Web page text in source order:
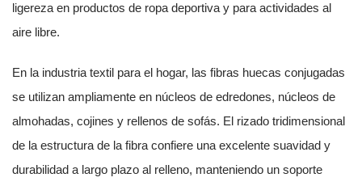
ligereza en productos de ropa deportiva y para actividades al
aire libre.
En la industria textil para el hogar, las fibras huecas conjugadas
se utilizan ampliamente en núcleos de edredones, núcleos de
almohadas, cojines y rellenos de sofás. El rizado tridimensional
de la estructura de la fibra confiere una excelente suavidad y
durabilidad a largo plazo al relleno, manteniendo un soporte